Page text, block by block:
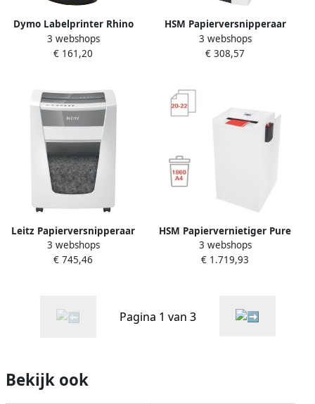
Dymo Labelprinter Rhino
4200 industrieel qwerty
19mm geel in koffer
3 webshops
€ 161,20
HSM Papierversnipperaar
Securio AF100 snippers
4mmx25mm
3 webshops
€ 308,57
Leitz Papierversnipperaar
IQ Office Pro P5+ snippers
2x5mm
3 webshops
€ 745,46
HSM Papiervernietiger Pure
740 max snippers
4.5x30mm
3 webshops
€ 1.719,93
Pagina 1 van 3
Bekijk ook